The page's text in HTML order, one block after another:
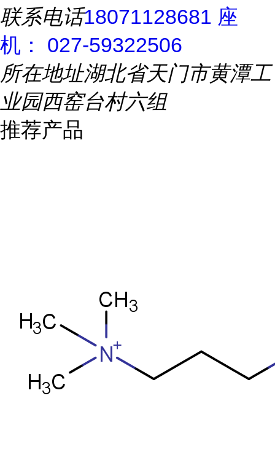
联系电话18071128681 座
机： 027-59322506
所在地址湖北省天门市黄潭工
业园西窑台村六组
推荐产品